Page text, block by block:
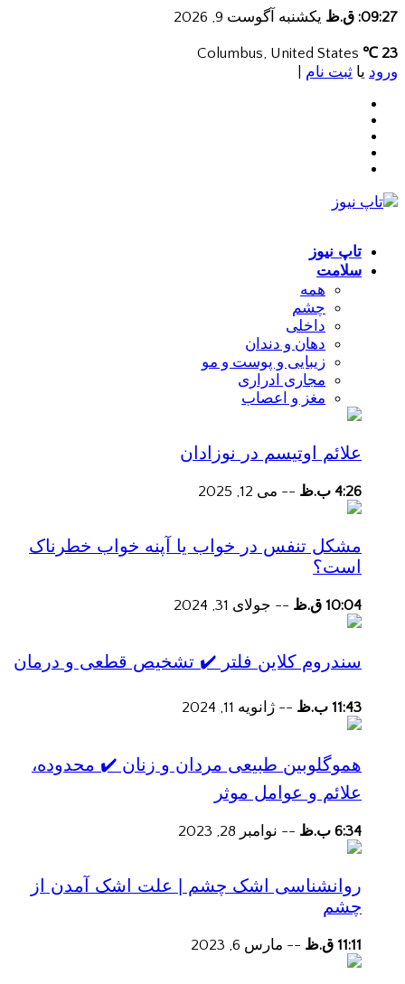
09:27: ق.ظ یکشنبه آگوست 9, 2026
23 ℃
ورود یا ثبت نام
تاپ نیوز
سلامت
همه
چشم
داخلی
دهان و دندان
زیبایی و پوست و مو
مجاری ادراری
مغز و اعصاب
علائم اوتیسم در نوزادان
4:26 ب.ظ -- می 12, 2025
مشکل تنفس در خواب یا آپنه خواب خطرناک
است؟
10:04 ق.ظ -- جولای 31, 2024
سندروم کلاین فلتر ✔️ تشخیص قطعی و درمان
11:43 ب.ظ -- ژانویه 11, 2024
هموگلوبین طبیعی مردان و زنان ✔️ محدوده،
علائم و عوامل موثر
6:34 ب.ظ -- نوامبر 28, 2023
روانشناسی اشک چشم | علت اشک آمدن از
چشم
11:11 ق.ظ -- مارس 6, 2023